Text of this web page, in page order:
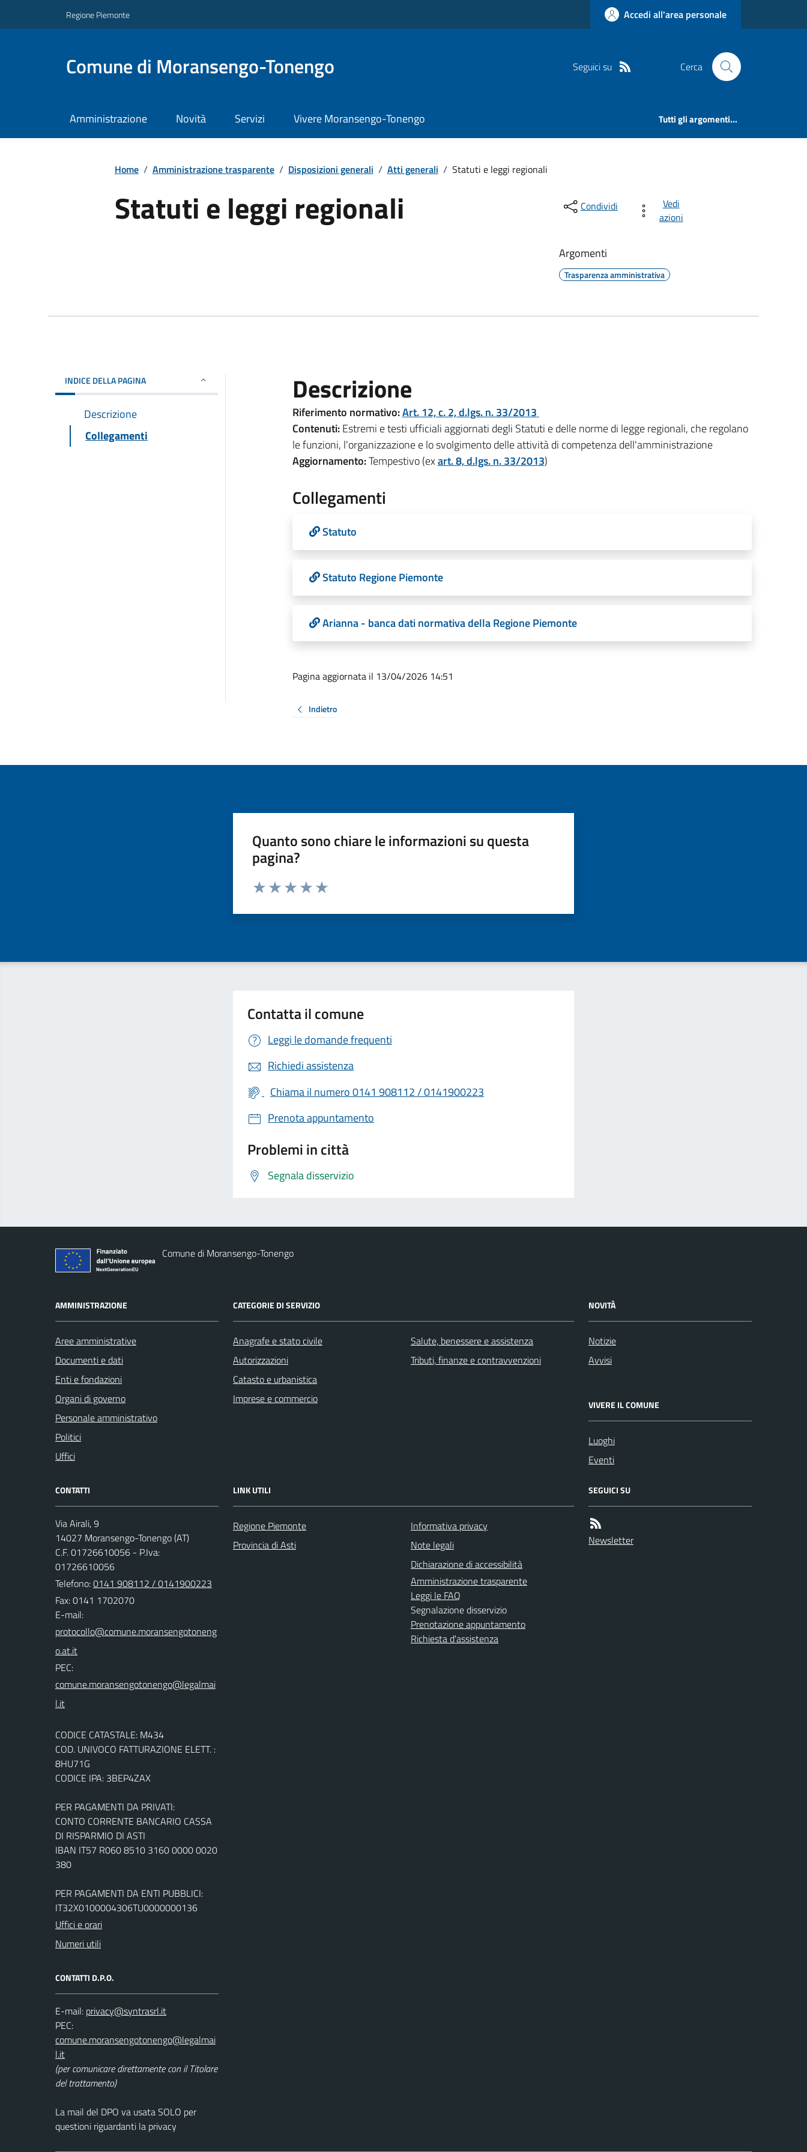
Regione Piemonte Accedi all'area personale
Comune di Moransengo-Tonengo Seguici su Cerca
Amministrazione Novità Servizi Vivere Moransengo-Tonengo Tutti gli argomenti...
Home / Amministrazione trasparente / Disposizioni generali / Atti generali / Statuti e leggi regionali
Statuti e leggi regionali Condividi
Vedi
azioni
Argomenti
Trasparenza amministrativa
INDICE DELLA PAGINA
Descrizione
Collegamenti
Descrizione
Riferimento normativo:Art. 12, c. 2, d.lgs. n. 33/2013
Contenuti:Estremi e testi ufficiali aggiornati degli Statuti e delle norme di legge regionali, che regolano
le funzioni, l'organizzazione e lo svolgimento delle attività di competenza dell'amministrazione
Aggiornamento:Tempestivo (exart. 8, d.lgs. n. 33/2013)
Collegamenti
Statuto
Statuto Regione Piemonte
Arianna - banca dati normativa della Regione Piemonte
Pagina aggiornata il 13/04/2026 14:51
Indietro
Quanto sono chiare le informazioni su questa
pagina?
Valuta da 1 a 5 stelle la pagina
Contatta il comune
Leggi le domande frequenti
Richiedi assistenza
Chiama il numero 0141 908112 / 0141900223
Prenota appuntamento
Problemi in città
Segnala disservizio
Comune di Moransengo-Tonengo
AMMINISTRAZIONE
Aree amministrative
Documenti e dati
Enti e fondazioni
Organi di governo
Personale amministrativo
Politici
Uffici
CATEGORIE DI SERVIZIO
Anagrafe e stato civile
Autorizzazioni
Catasto e urbanistica
Imprese e commercio
Salute, benessere e assistenza
Tributi, finanze e contravvenzioni
NOVITÀ
Notizie
Avvisi
VIVERE IL COMUNE
Luoghi
Eventi
CONTATTI
Via Airali, 9
14027 Moransengo-Tonengo (AT)
C.F. 01726610056 - P.Iva:
01726610056
Telefono:0141 908112 / 0141900223
Fax: 0141 1702070
E-mail:
PEC:
CODICE CATASTALE: M434
COD. UNIVOCO FATTURAZIONE ELETT. :
8HU71G
CODICE IPA: 3BEP4ZAX
PER PAGAMENTI DA PRIVATI:
CONTO CORRENTE BANCARIO CASSA
DI RISPARMIO DI ASTI
IBAN IT57 R060 8510 3160 0000 0020
380
PER PAGAMENTI DA ENTI PUBBLICI:
IT32X0100004306TU0000000136
Uffici e orari
Numeri utili
CONTATTI D.P.O.
E-mail:
PEC:
(per comunicare direttamente con il Titolare
del trattamento)
La mail del DPO va usata SOLO per
questioni riguardanti la privacy
LINK UTILI
Regione Piemonte
Provincia di Asti
Informativa privacy
Note legali
Dichiarazione di accessibilità
Amministrazione trasparente
Leggi le FAQ
Segnalazione disservizio
Prenotazione appuntamento
Richiesta d'assistenza
SEGUICI SU
Newsletter